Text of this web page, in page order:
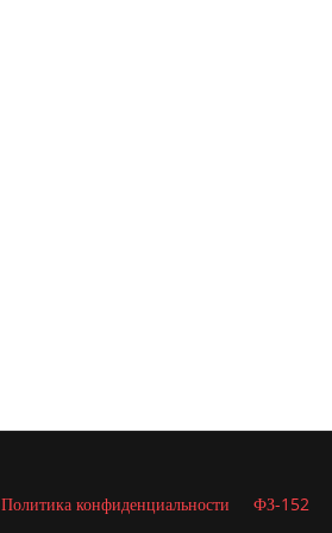
Политика конфиденциальности ФЗ-152